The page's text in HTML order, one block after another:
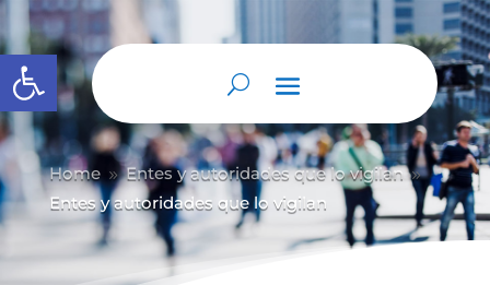
Abrir barra de herramientas
Home 9 Entes y autoridades que lo vigilan 9
Entes y autoridades que lo vigilan